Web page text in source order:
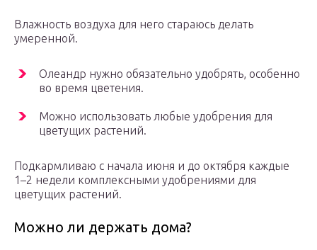
Влажность воздуха для него стараюсь делать
умеренной.
Олеандр нужно обязательно удобрять, особенно
во время цветения.
Можно использовать любые удобрения для
цветущих растений.
Подкармливаю с начала июня и до октября каждые
1–2 недели комплексными удобрениями для
цветущих растений.
Можно ли держать дома?